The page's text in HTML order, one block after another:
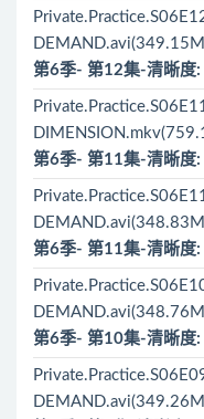
第6季- 第12集-清晰度
第6季- 第11集-清晰度
第6季- 第11集-清晰度
第6季- 第10集-清晰度